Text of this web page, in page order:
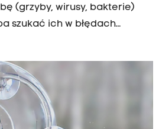
(grzyby, wirusy, bakterie)
szukać ich w błędach
złoty środek, by nasza
powodowała ich
zapewnić im
czterech czynników